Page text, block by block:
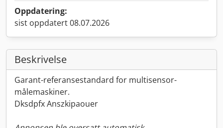
Oppdatering:
sist oppdatert 08.07.2026
Beskrivelse
Garant-referansestandard for multisensor-
målemaskiner.
Dksdpfx Anszkipaouer